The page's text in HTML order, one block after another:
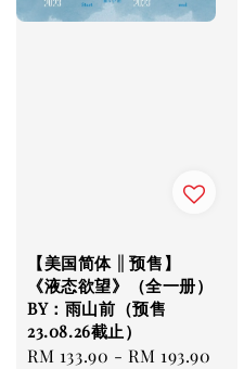
【美国简体 || 预售】
《液态欲望》（全一册）
BY：雨山前（预售
23.08.26截止）
Regular
RM 133.90 -RM 193.90